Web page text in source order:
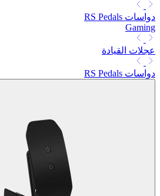
دواسات RS Pedals
Gaming
عجلات القيادة
دواسات RS Pedals